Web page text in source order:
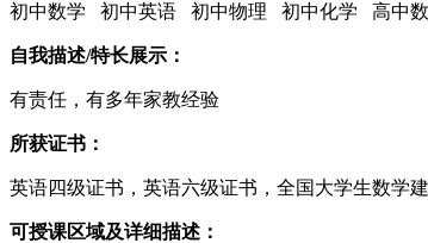
初中数学 初中英语 初中物理 初中化学 高中
自我描述/特长展示：
有责任，有多年家教经验
所获证书：
英语四级证书，英语六级证书，全国大学生数学
可授课区域及详细描述：